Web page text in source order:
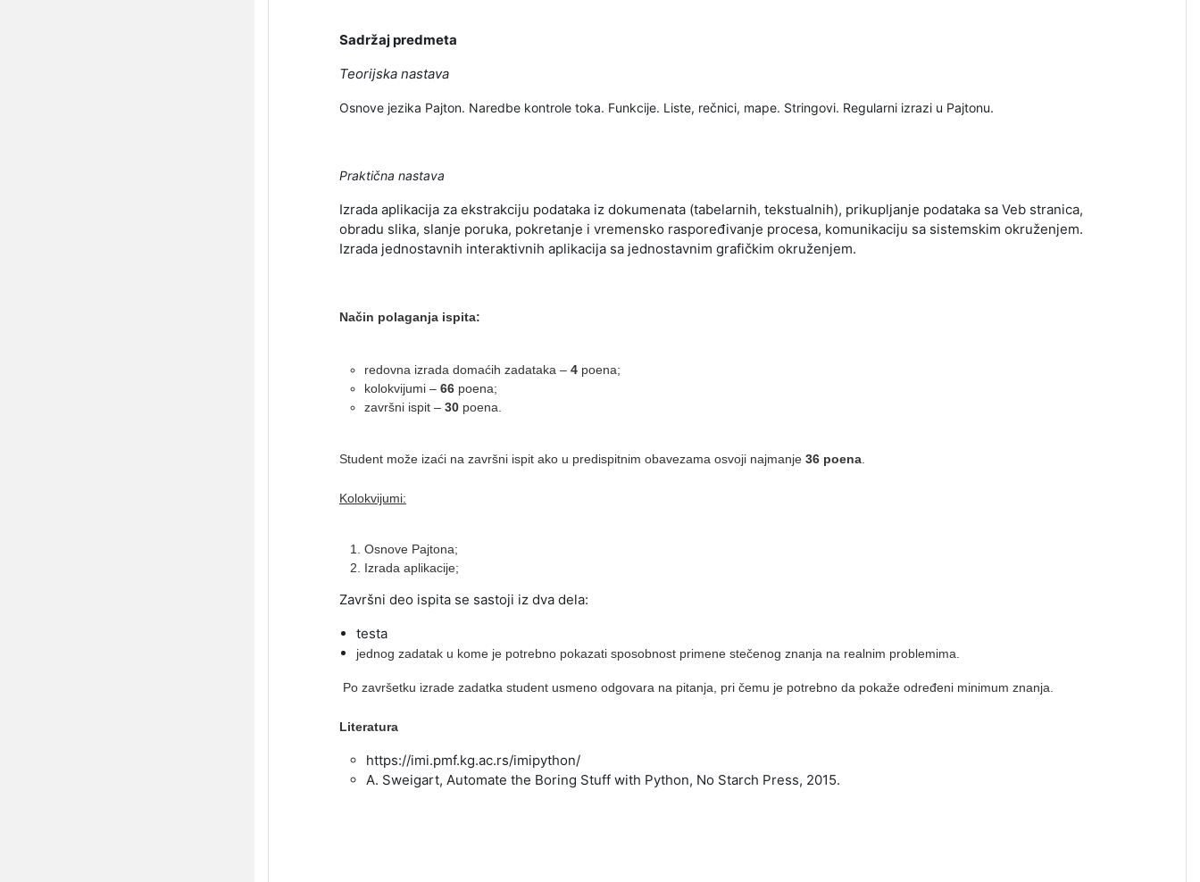
Sadržaj predmeta
Teorijska nastava
Osnove jezika Pajton. Naredbe kontrole toka. Funkcije. Liste, rečnici, mape. Stringovi. Regularni izrazi u Pajtonu.
Praktična nastava
Izrada aplikacija za ekstrakciju podataka iz dokumenata (tabelarnih, tekstualnih), prikupljanje podataka sa Veb stranica,
obradu slika, slanje poruka, pokretanje i vremensko raspoređivanje procesa, komunikaciju sa sistemskim okruženjem.
Izrada jednostavnih interaktivnih aplikacija sa jednostavnim grafičkim okruženjem.
Način polaganja ispita:
redovna izrada domaćih zadataka –4 poena;
kolokvijumi –66 poena;
završni ispit –30 poena.
Student može izaći na završni ispit ako u predispitnim obavezama osvoji najmanje 36 poena
Kolokvijumi:
Osnove Pajtona;
Izrada aplikacije;
Završni deo ispita se sastoji iz dva dela:
testa
jednog zadatak u kome je potrebno pokazati sposobnost primene stečenog znanja na realnim problemima.
Po završetku izrade zadatka student usmeno odgovara na pitanja, pri čemu je potrebno da pokaže određeni minimum znanja.
Literatura
https://imi.pmf.kg.ac.rs/imipython/
A. Sweigart, Automate the Boring Stuff with Python, No Starch Press, 2015.